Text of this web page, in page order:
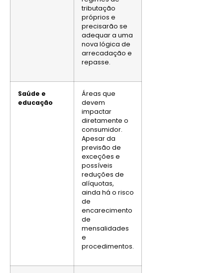
tributação
próprios e
precisarão se
adequar a uma
nova lógica de
arrecadação e
repasse.
Saúde e
educação
Áreas que
devem
impactar
diretamente o
consumidor.
Apesar da
previsão de
exceções e
possíveis
reduções de
alíquotas,
ainda há o risco
de
encarecimento
de
mensalidades
e
procedimentos.